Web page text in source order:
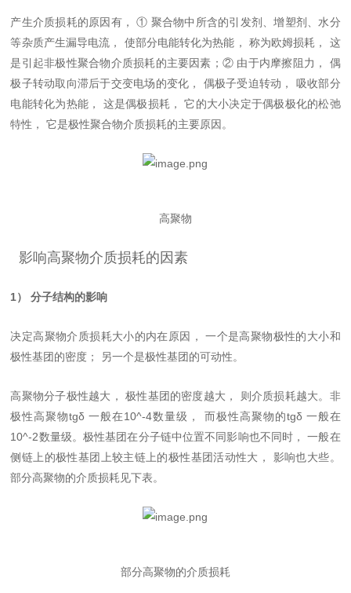
产生介质损耗的原因有， ① 聚合物中所含的引发剂、增塑剂、水分
等杂质产生漏导电流， 使部分电能转化为热能， 称为欧姆损耗， 这
是引起非极性聚合物介质损耗的主要因素；② 由于内摩擦阻力， 偶
极子转动取向滞后于交变电场的变化， 偶极子受迫转动， 吸收部分
电能转化为热能， 这是偶极损耗， 它的大小决定于偶极极化的松弛
特性， 它是极性聚合物介质损耗的主要原因。
高聚物
影响高聚物介质损耗的因素
1） 分子结构的影响
决定高聚物介质损耗大小的内在原因， 一个是高聚物极性的大小和
极性基团的密度； 另一个是极性基团的可动性。
高聚物分子极性越大， 极性基团的密度越大， 则介质损耗越大。非
极性高聚物tgδ 一般在10^-4数量级， 而极性高聚物的tgδ 一般在
10^-2数量级。极性基团在分子链中位置不同影响也不同时， 一般在
侧链上的极性基团上较主链上的极性基团活动性大， 影响也大些。
部分高聚物的介质损耗见下表。
部分高聚物的介质损耗